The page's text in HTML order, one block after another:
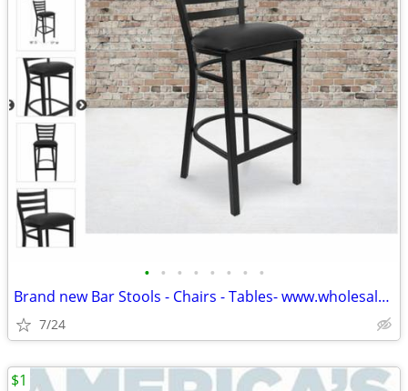
• • • • • • • •
Brand new Bar Stools - Chairs - Tables- www.wholesalebarstoolclub.com
7/24
$1